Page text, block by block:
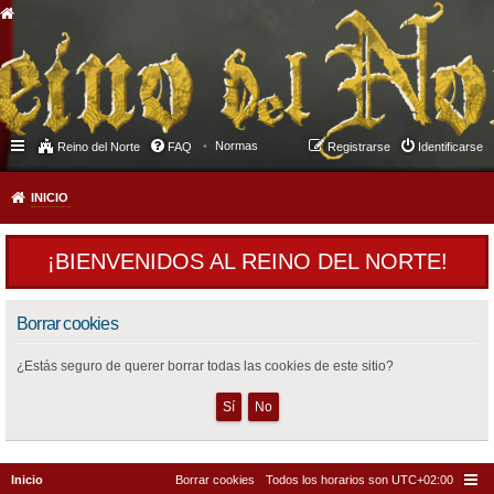
Reino del Norte FAQ Normas Identificarse
Registrarse
INICIO
¡BIENVENIDOS AL REINO DEL NORTE!
Borrar cookies
¿Estás seguro de querer borrar todas las cookies de este sitio?
Inicio Todos los horarios son UTC+02:00
Borrar cookies